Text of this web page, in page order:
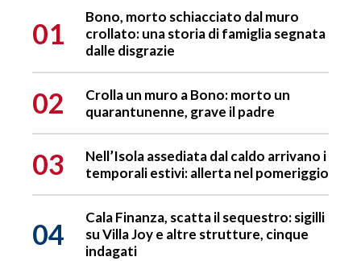
01
Bono, morto schiacciato dal muro
crollato: una storia di famiglia segnata
dalle disgrazie
02
Crolla un muro a Bono: morto un
quarantunenne, grave il padre
03
Nell’Isola assediata dal caldo arrivano i
temporali estivi: allerta nel pomeriggio
04
Cala Finanza, scatta il sequestro: sigilli
su Villa Joy e altre strutture, cinque
indagati